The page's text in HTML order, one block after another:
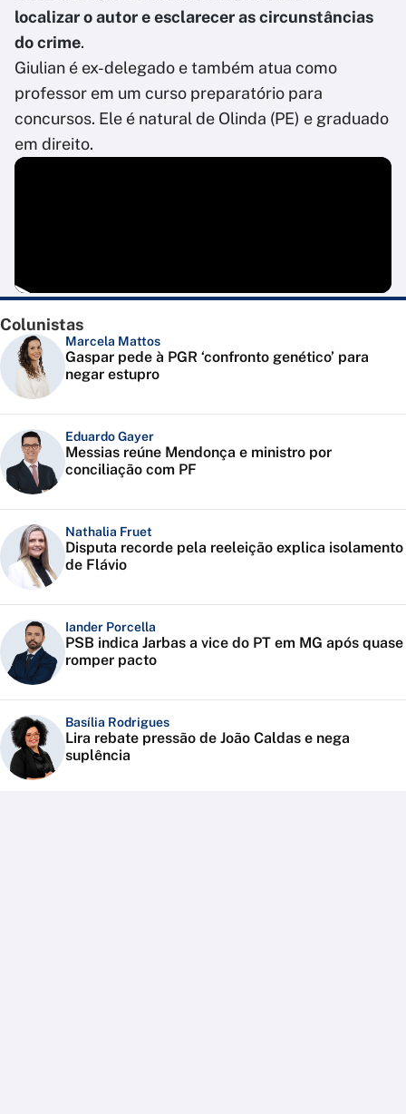
localizar o autor e esclarecer as circunstâncias
do crime.
Giulian é ex-delegado e também atua como
professor em um curso preparatório para
concursos. Ele é natural de Olinda (PE) e graduado
em direito.
Colunistas
Marcela Mattos
Gaspar pede à PGR ‘confronto genético’ para
negar estupro
Eduardo Gayer
Messias reúne Mendonça e ministro por
conciliação com PF
Nathalia Fruet
Disputa recorde pela reeleição explica isolamento
de Flávio
Iander Porcella
PSB indica Jarbas a vice do PT em MG após quase
romper pacto
Basília Rodrigues
Lira rebate pressão de João Caldas e nega
suplência